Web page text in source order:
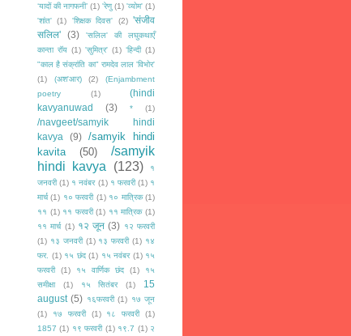
‘यादों की नागफनी’ (1) 'रेणु (1) 'व्योम' (1)
'शांत' (1) 'शिक्षक दिवस' (2) 'संजीव
सलिल'
(3)
'सलिल' की लघुकथाएँ
कान्ता रॉय (1) 'सुमित्र' (1) ‘हिन्दी (1)
"काल है संक्रांति का" रामदेव लाल 'विभोर'
(1)
(अश'आर) (2)
(Enjambment
poetry
(1)
(hindi
kavyanuwad
(3) * (1)
/navgeet/samyik hindi
kavya
(9)
/samyik hindi
kavita
(50)
/samyik
hindi kavya
(123)
१
जनवरी (1) १ नवंबर (1) १ फरवरी (1) १
मार्च (1) १० फरवरी (1) १० मात्रिक (1)
११ (1) ११ फरवरी (1) ११ मात्रिक (1)
११ मार्च (1) १२ जून (3) १२ फरवरी
(1) १३ जनवरी (1) १३ फरवरी (1) १४
फर. (1) १५ छंद (1) १५ नवंबर (1) १५
फरवरी
(1) १५ वार्णिक छंद (1)
१५
समीक्षा
(1) १५ सितंबर (1)
15
august (5) १६फरवरी (1) १७ जून
(1)
१७ फरवरी (1) १८ फरवरी
(1)
1857 (1) १९ फरवरी (1) १९.7 (1) २